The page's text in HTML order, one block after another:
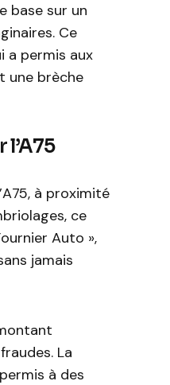
base sur un
Ce
a permis aux
une brèche
à proximité
ce
Auto »,
jamais
La
à des